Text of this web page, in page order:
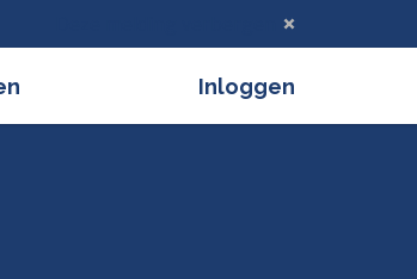
Inloggen